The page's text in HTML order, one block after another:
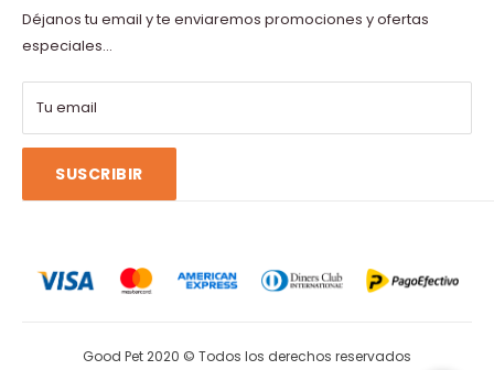
Terms of service
Refund policy
Términos y Condiciones
Déjanos tu email y te enviaremos promociones y ofertas
especiales...
Tu email
SUSCRIBIR
Good Pet 2020 © Todos los derechos reservados